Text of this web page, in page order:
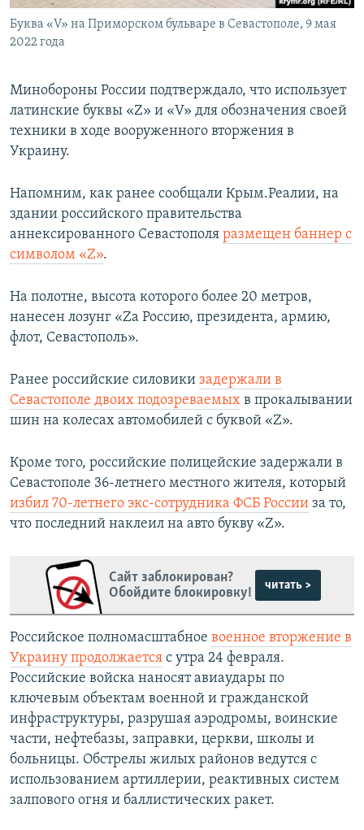
Буква «V» на Приморском бульваре в Севастополе, 9 мая
2022 года
Минобороны России подтверждало, что использует
латинские буквы «Z» и «V» для обозначения своей
техники в ходе вооруженного вторжения в
Украину.
Напомним, как ранее сообщали Крым.Реалии, на
здании российского правительства
аннексированного Севастополя размещен баннер с
символом «Z».
На полотне, высота которого более 20 метров,
нанесен лозунг «Zа Россию, президента, армию,
флот, Севастополь».
Ранее российские силовики задержали в
Севастополе двоих подозреваемых в прокалывании
шин на колесах автомобилей с буквой «Z».
Кроме того, российские полицейские задержали в
Севастополе 36-летнего местного жителя, который
избил 70-летнего экс-сотрудника ФСБ России за то,
что последний наклеил на авто букву «Z».
Сайт заблокирован?
Обойдите блокировку!
читать >
Российское полномасштабное военное вторжение в
Украину продолжается с утра 24 февраля.
Российские войска наносят авиаудары по
ключевым объектам военной и гражданской
инфраструктуры, разрушая аэродромы, воинские
части, нефтебазы, заправки, церкви, школы и
больницы. Обстрелы жилых районов ведутся с
использованием артиллерии, реактивных систем
залпового огня и баллистических ракет.